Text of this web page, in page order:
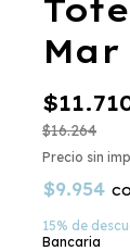
$16.264
Precio sin
$9.954
15% de
Bancaria